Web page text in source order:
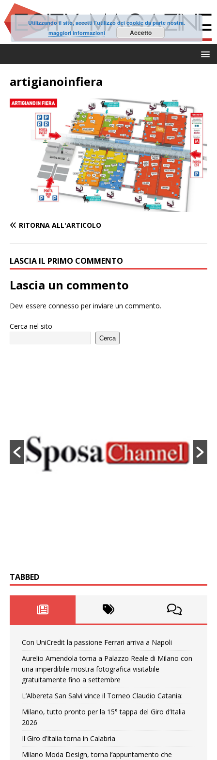
artigianoinfiera
RITORNA ALL'ARTICOLO
LASCIA IL PRIMO COMMENTO
Lascia un commento
Devi essere connesso per inviare un commento.
Cerca nel sito
Cerca
TABBED
Con UniCredit la passione Ferrari arriva a Napoli
Aurelio Amendola torna a Palazzo Reale di Milano con
una imperdibile mostra fotografica visitabile
gratuitamente fino a settembre
L’Albereta San Salvi vince il Torneo Claudio Catania:
Milano, tutto pronto per la 15° tappa del Giro d’Italia
2026
Il Giro d’Italia torna in Calabria
Milano Moda Design, torna l’appuntamento che
Utilizzando il sito, accetti l'utilizzo dei cookie da parte nostra.
maggiori informazioni
Accetto